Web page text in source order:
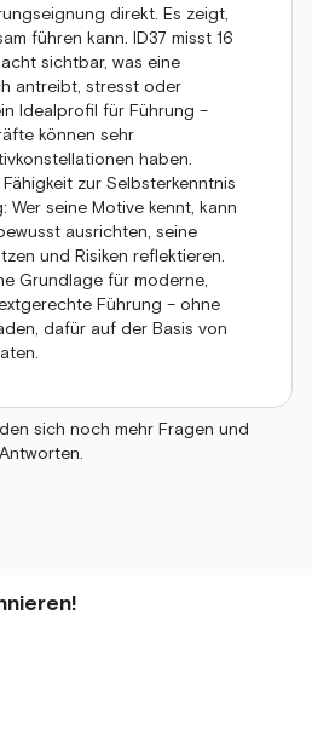
direkt. Es zeigt,
führen kann. ID37 misst 16
sichtbar, was eine
antreibt, stresst oder
Idealprofil für Führung –
können sehr
haben.
zur Selbsterkenntnis
Wer seine Motive kennt, kann
ausrichten, seine
und Risiken reflektieren.
Grundlage für moderne,
Führung – ohne
dafür auf der Basis von
sich noch mehr Fragen und
Antworten.